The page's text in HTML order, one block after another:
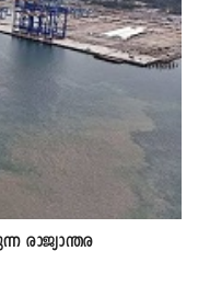
രാജ്യാന്തര